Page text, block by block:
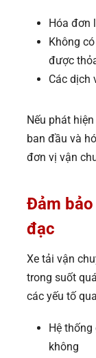
Hóa đơn
Không
được
Các dịch
Nếu phát
ban đầu và
đơn vị vận
Đảm bảo
đạc
Xe tải vận
trong suốt
các yếu tố
Hệ
không